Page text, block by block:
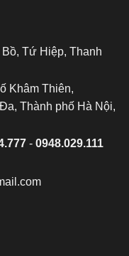
Tứ Hiệp, Thanh
Khâm Thiên,
Thành phố Hà Nội,
- 0948.029.111